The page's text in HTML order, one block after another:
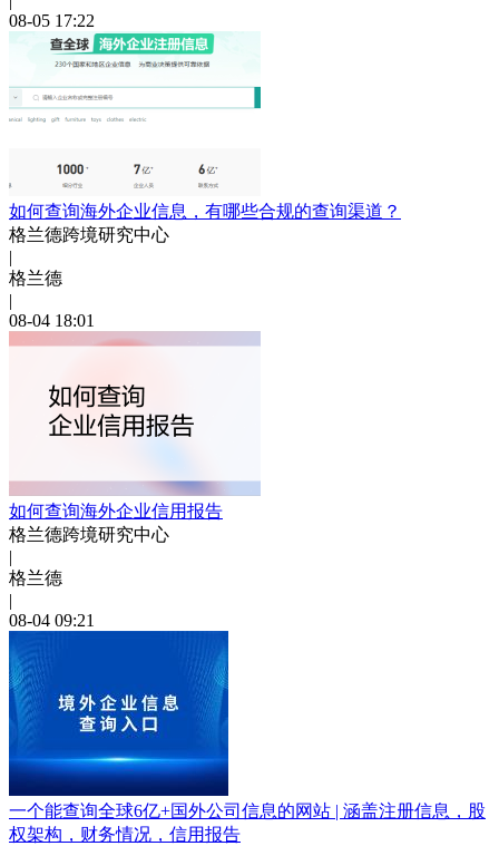
08-05 17:22
如何查询海外企业信息，有哪些合规的查询渠道？
格兰德跨境研究中心
|
格兰德
|
08-04 18:01
如何查询海外企业信用报告
格兰德跨境研究中心
|
格兰德
|
08-04 09:21
一个能查询全球6亿+国外公司信息的网站 | 涵盖注册信息，股
权架构，财务情况，信用报告